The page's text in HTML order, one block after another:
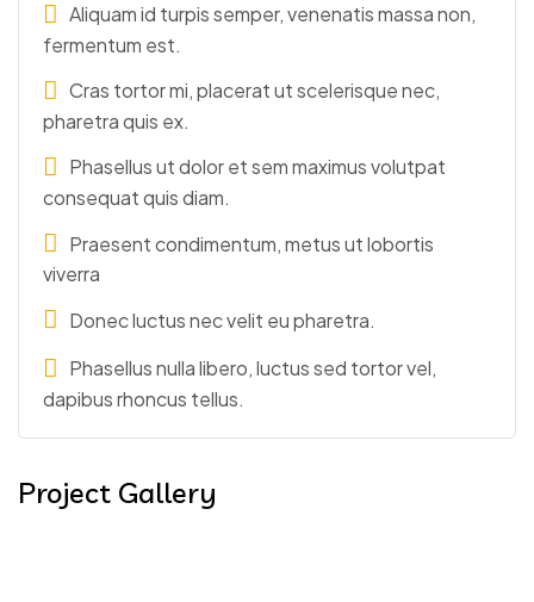
Aliquam id turpis semper, venenatis massa non,
fermentum est.
Cras tortor mi, placerat ut scelerisque nec,
pharetra quis ex.
Phasellus ut dolor et sem maximus volutpat
consequat quis diam.
Praesent condimentum, metus ut lobortis
viverra
Donec luctus nec velit eu pharetra.
Phasellus nulla libero, luctus sed tortor vel,
dapibus rhoncus tellus.
Project Gallery